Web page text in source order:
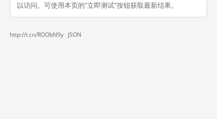
以访问。可使用本页的“立即测试”按钮获取最新结果。
http://t.cn/ROObN9y · JSON